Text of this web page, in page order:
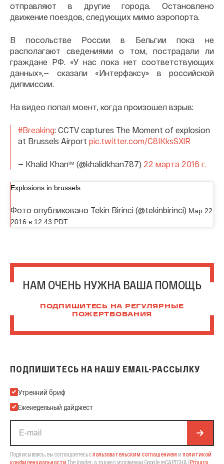
отправляют в другие города. Остановлено
движение поездов, следующих мимо аэропорта.
В посольстве России в Бельгии пока не
располагают сведениями о том, пострадали ли
граждане РФ. «У нас пока нет соответствующих
данных»,— сказали «Интерфаксу» в российской
дипмиссии.
На видео попал моент, когда произошел взрыв:
#Breaking: CCTV captures The Moment of explosion
at Brussels Airport pic.twitter.com/C8IKksSXlR
— Khalid Khan™ (@khalidkhan787) 22 марта 2016 г.
Explosions in brussels
Фото опубликовано Tekin Birinci (@tekinbirinci) Мар 22
2016 в 12:43 PDT
НАМ ОЧЕНЬ НУЖНА ВАША ПОМОЩЬ
ПОДПИШИТЕСЬ НА РЕГУЛЯРНЫЕ
ПОЖЕРТВОВАНИЯ
ПОДПИШИТЕСЬ НА НАШУ EMAIL-РАССЫЛКУ
Подпишитесь на нашу Email-рассылку
Утренний бриф
Еженедельный дайджест
Подписываясь, вы соглашаетесь спользовательским соглашением и политикой
конфиденциальности The Insider, а также с условиями Google reCAPTCHA (Privacy